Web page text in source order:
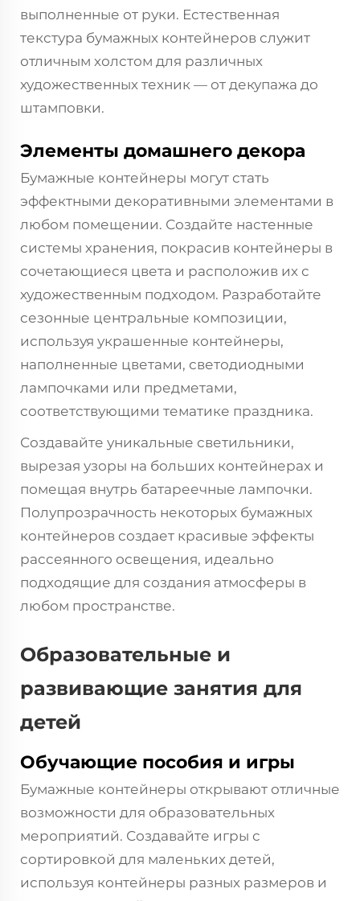
выполненные от руки. Естественная
текстура бумажных контейнеров служит
отличным холстом для различных
художественных техник — от декупажа до
штамповки.
Элементы домашнего декора
Бумажные контейнеры могут стать
эффектными декоративными элементами в
любом помещении. Создайте настенные
системы хранения, покрасив контейнеры в
сочетающиеся цвета и расположив их с
художественным подходом. Разработайте
сезонные центральные композиции,
используя украшенные контейнеры,
наполненные цветами, светодиодными
лампочками или предметами,
соответствующими тематике праздника.
Создавайте уникальные светильники,
вырезая узоры на больших контейнерах и
помещая внутрь батареечные лампочки.
Полупрозрачность некоторых бумажных
контейнеров создает красивые эффекты
рассеянного освещения, идеально
подходящие для создания атмосферы в
любом пространстве.
Образовательные и
развивающие занятия для
детей
Обучающие пособия и игры
Бумажные контейнеры открывают отличные
возможности для образовательных
мероприятий. Создавайте игры с
сортировкой для маленьких детей,
используя контейнеры разных размеров и